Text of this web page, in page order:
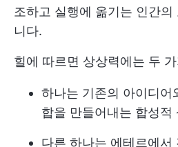
조하고 실행에 옮기는 인간
니다.
힐에 따르면 상상력에는 두
하나는 기존의 아이디어
합을 만들어내는 합성적
다른 하나는 에테르에서